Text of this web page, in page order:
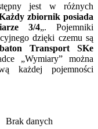
jest w różnych
zbiornik posiada
3/4„. Pojemniki
dzięki czemu są
Transport SKe
„Wymiary” można
każdej pojemności
Brak danych